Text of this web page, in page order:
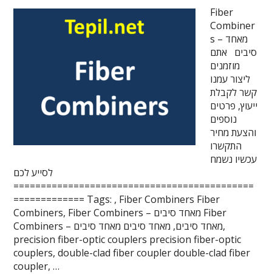
Fiber
Combiner
s – מאחד
סיבים אתם
מוזמנים
ליצור עמנו
קשר לקבלת
ייעוץ, פרטים
נוספים
והצעת מחיר
התקשרו
עכשיו נשמח
לסייע לכם
============================================
============= Tags: , Fiber Combiners Fiber
Combiners, Fiber Combiners – מאחד סיבים Fiber
Combiners – מאחד סיבים, מאחד סיבים מאחד סיבים,
precision fiber-optic couplers precision fiber-optic
couplers, double-clad fiber coupler double-clad fiber
coupler, …